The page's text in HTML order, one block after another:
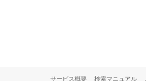
サービス概要 検索マニュアル